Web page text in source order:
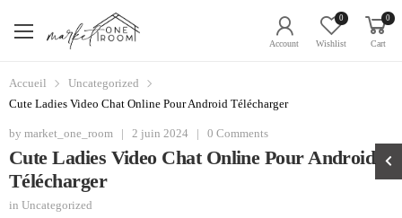
Account
0
Wishlist
0
Cart
Accueil
Uncategorized
Cute Ladies Video Chat Online Pour Android Télécharger
by market_one_room 2 juin 2024 0 Comments
Cute Ladies Video Chat Online Pour Android
Télécharger
in Uncategorized